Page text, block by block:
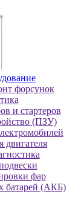
фopcунoк
и стартеров
(ПЗУ)
двигателя
фap
батарей (АКБ)